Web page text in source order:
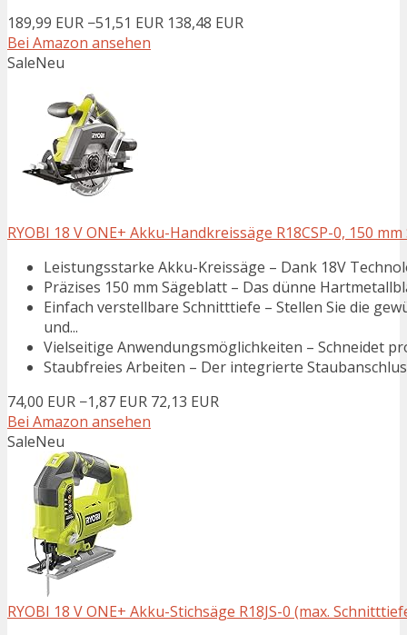
189,99 EUR −51,51 EUR 138,48 EUR
Bei Amazon ansehen
SaleNeu
RYOBI 18 V ONE+ Akku-Handkreissäge R18CSP-0, 150
Leistungsstarke Akku-Kreissäge – Dank 18V
Präzises 150 mm Sägeblatt – Das dünne
Einfach verstellbare Schnitttiefe – Stellen Sie die
und...
Vielseitige Anwendungsmöglichkeiten – Schneidet
Staubfreies Arbeiten – Der integrierte
74,00 EUR −1,87 EUR 72,13 EUR
Bei Amazon ansehen
SaleNeu
RYOBI 18 V ONE+ Akku-Stichsäge R18JS-0 (max.